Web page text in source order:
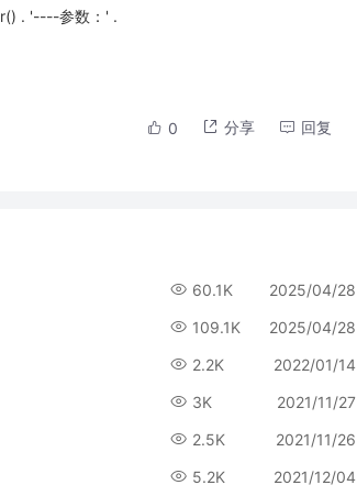
0 分享 回复
60.1K 2025/04/28
109.1K 2025/04/28
2.2K 2022/01/14
3K 2021/11/27
2.5K 2021/11/26
5.2K 2021/12/04